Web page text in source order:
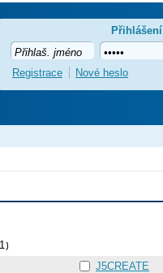
1
J5CREATE
Přihlášení
Registrace Nové heslo